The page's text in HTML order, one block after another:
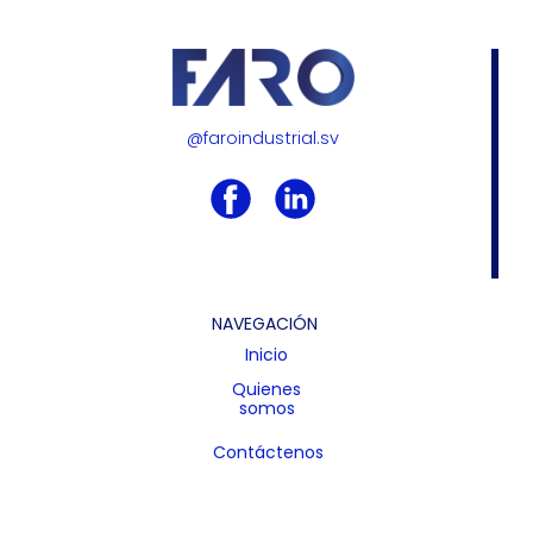
@faroindustrial.sv
NAVEGACIÓN
Inicio
Quienes
somos
Contáctenos